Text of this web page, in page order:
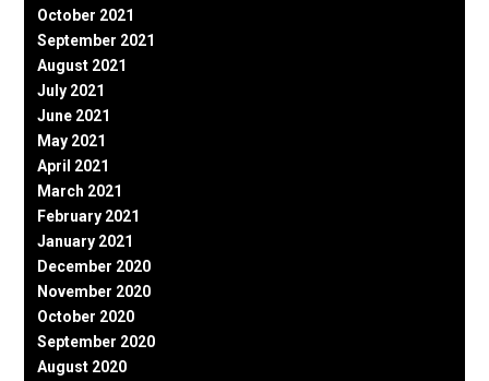
October 2021
September 2021
August 2021
July 2021
June 2021
May 2021
April 2021
March 2021
February 2021
January 2021
December 2020
November 2020
October 2020
September 2020
August 2020